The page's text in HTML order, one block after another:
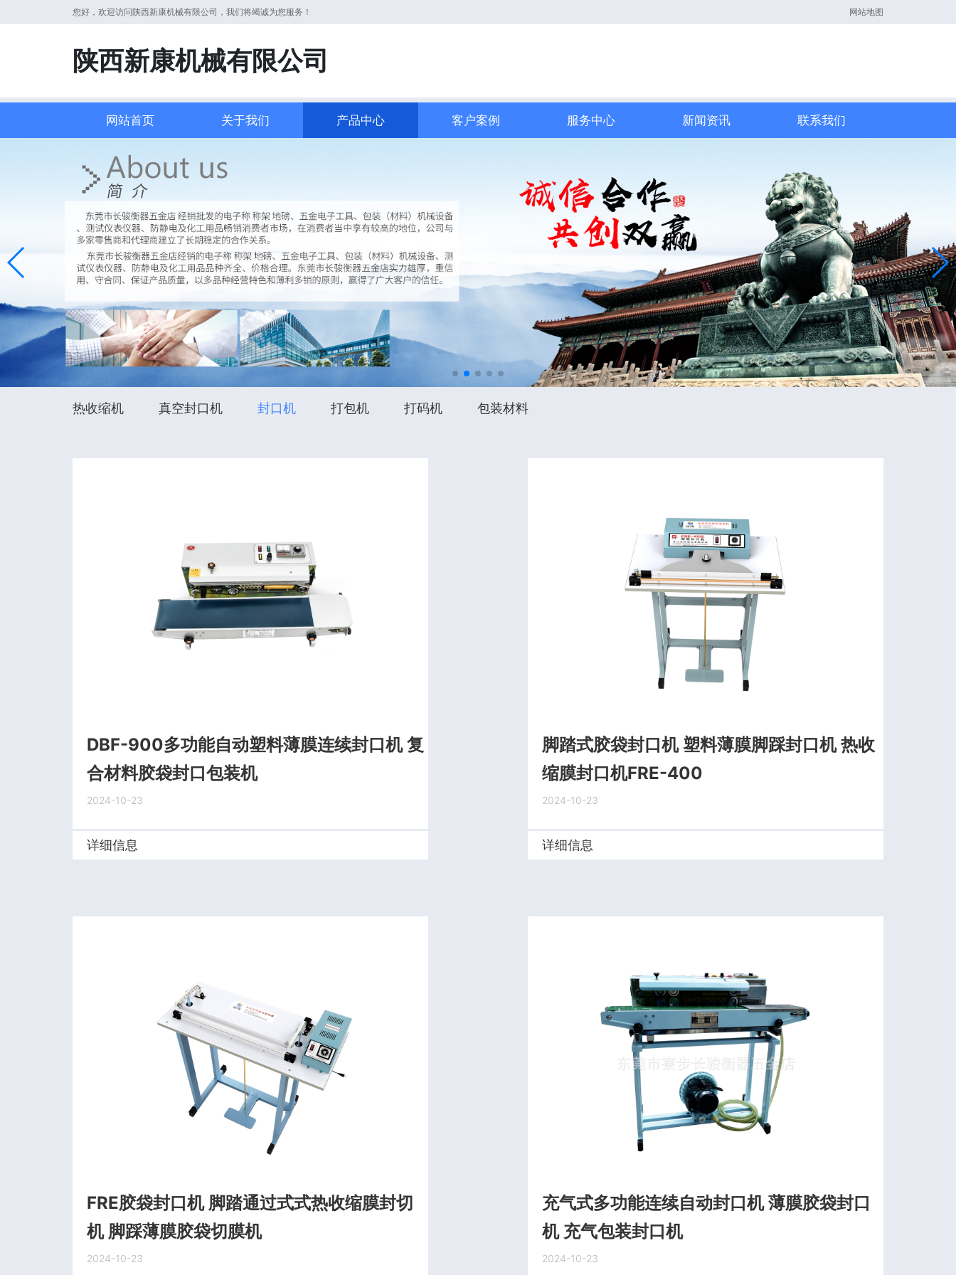
您好，欢迎访问陕西新康机械有限公司，我们将竭诚为您服务！ 网站地图
陕西新康机械有限公司
网站首页 关于我们 产品中心 客户案例 服务中心 新闻资讯 联系我们
热收缩机 真空封口机 封口机 打包机 打码机 包装材料
DBF-900多功能自动塑料薄膜连续封口机 复
合材料胶袋封口包装机
2024-10-23
详细信息
脚踏式胶袋封口机 塑料薄膜脚踩封口机 热收
缩膜封口机FRE-400
2024-10-23
详细信息
FRE胶袋封口机 脚踏通过式式热收缩膜封切
机 脚踩薄膜胶袋切膜机
2024-10-23
充气式多功能连续自动封口机 薄膜胶袋封口
机 充气包装封口机
2024-10-23